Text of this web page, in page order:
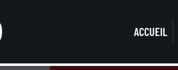
ACCUEIL